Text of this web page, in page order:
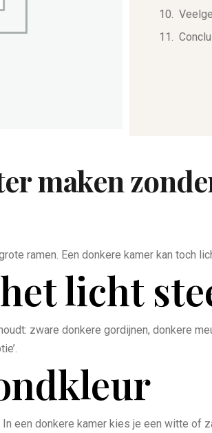
maken
ramen. Een donkere kamer kan toch
licht
zware donkere gordijnen, donkere
een donkere kamer kies je een witte